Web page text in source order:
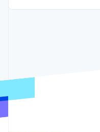
Rimozione del carbonio